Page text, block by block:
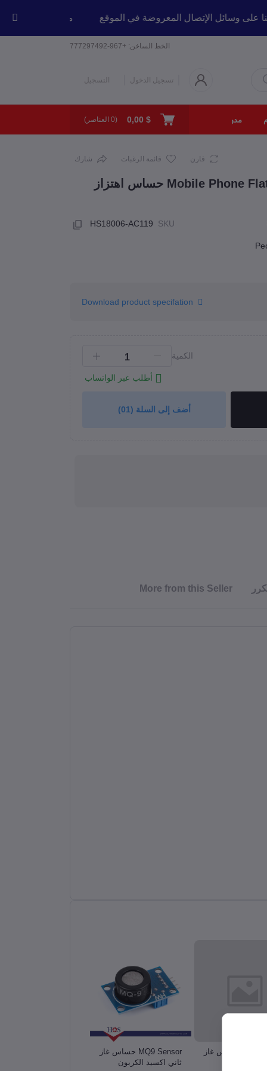
معنا على وسائل الإتصال المعروضة في الموقع مرحبا بكم
الخط الساخن: +967-777297492
تسجيل الدخول التسجيل
مدونة الإتصال بنا
$ 0,00
(
0 العناصر)
قارن قائمة الرغبات شارك
SKU
HS18006-AC119
الكمية
أطلب عبر الواتساب
أضف إلى السلة (01)
More from this Seller
MQ7 Sensor حساس غاز
MQ9 Sensor حساس غاز
ثاني اكسيد الكربون